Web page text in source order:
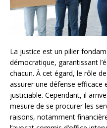
La justice est un pilier
démocratique, garantissant
chacun. À cet égard, le rôle
assurer une défense efficace
justiciable. Cependant, il
mesure de se procurer les
raisons, notamment